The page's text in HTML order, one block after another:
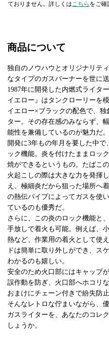
ておりません。詳しくはこちら をご確
商品について
独自のノウハウとオリジナリテ
なタイプのガスバーナーを世に
1987年に開発した内燃式ライタ
イエロー』はタンクローリーを
イエロー×ブラックの配色で、
ター。その存在感のみならず、
能性を兼備しているのが魅力だ。
開発に3年もの年月を要した中
ック機能。炎を付けたままロッ
焼ができるというもの。たばこ
火起こしの際は大きな力を発揮
え、極細炎だから狙った場所へ
の熱伝パイプによってガスを使
ているのも優秀だ。
さらに、この炎のロック機能と
手放しで着火も可能。例えば、
熱など、作業用の着火として使
ドは簡単に取り外しができ、ス
わかるのも嬉しい。
安全のため火口部にはキャップ
誤作動を防ぎ、火口部へホコリ
おまけにチェーン付きで紛失防
そんなレトロな佇まいながら、
ガスライターを、あなたのコレ
しょうか。